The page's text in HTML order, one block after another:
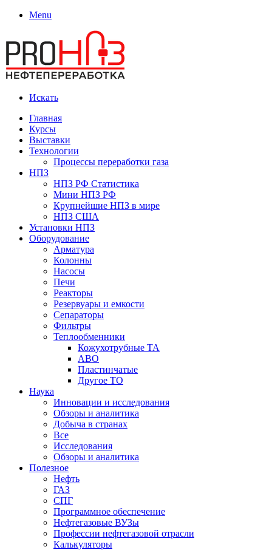
Menu
Искать
Главная
Курсы
Выставки
Технологии
Процессы переработки газа
НПЗ
НПЗ РФ Статистика
Мини НПЗ РФ
Крупнейшие НПЗ в мире
НПЗ США
Установки НПЗ
Оборудование
Арматура
Колонны
Насосы
Печи
Реакторы
Резервуары и емкости
Сепараторы
Фильтры
Теплообменники
Кожухотрубные ТА
АВО
Пластинчатые
Другое ТО
Наука
Инновации и исследования
Обзоры и аналитика
Добыча в странах
Все
Исследования
Обзоры и аналитика
Полезное
Нефть
ГАЗ
СПГ
Программное обеспечение
Нефтегазовые ВУЗы
Профессии нефтегазовой отрасли
Калькуляторы